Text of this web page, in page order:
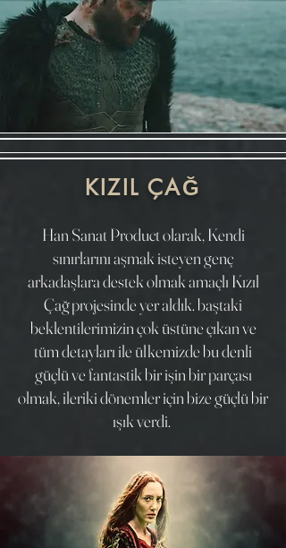
KIZIL ÇAĞ
Han Sanat Product olarak, Kendi
sınırlarını aşmak isteyen genç
arkadaşlara destek olmak amaçlı Kızıl
Çağ projesinde yer aldık. baştaki
beklentilerimizin çok üstüne çıkan ve
tüm detayları ile ülkemizde bu denli
güçlü ve fantastik bir işin bir parçası
olmak, ileriki dönemler için bize güçlü bir
ışık verdi.